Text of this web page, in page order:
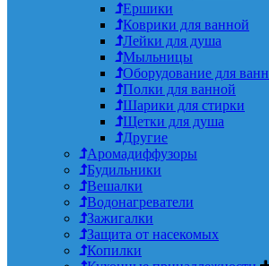
Ершики
Коврики для ванной
Лейки для душа
Мыльницы
Оборудование для
Полки для ванной
Шарики для стирки
Щетки для душа
Другие
Аромадиффузоры
Будильники
Вешалки
Водонагреватели
Зажигалки
Защита от насекомых
Копилки